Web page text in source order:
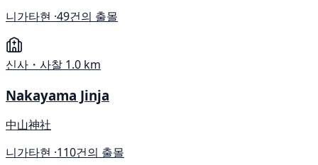
니가타현 ·49건의 출몰
신사・사찰 1.0 km
Nakayama Jinja
中山神社
니가타현 ·110건의 출몰